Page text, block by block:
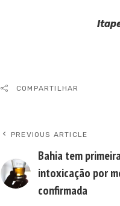
COMPARTILHAR
PREVIOUS ARTICLE
Bahia tem
intoxicação por
confirmada